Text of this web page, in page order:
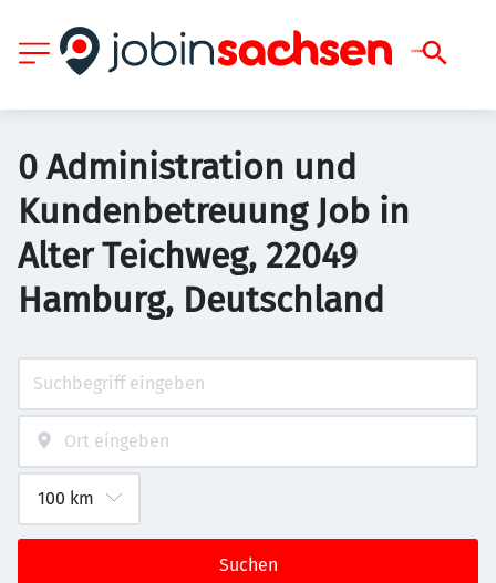
0 Administration und
Kundenbetreuung Job in
Alter Teichweg, 22049
Hamburg, Deutschland
Suchen